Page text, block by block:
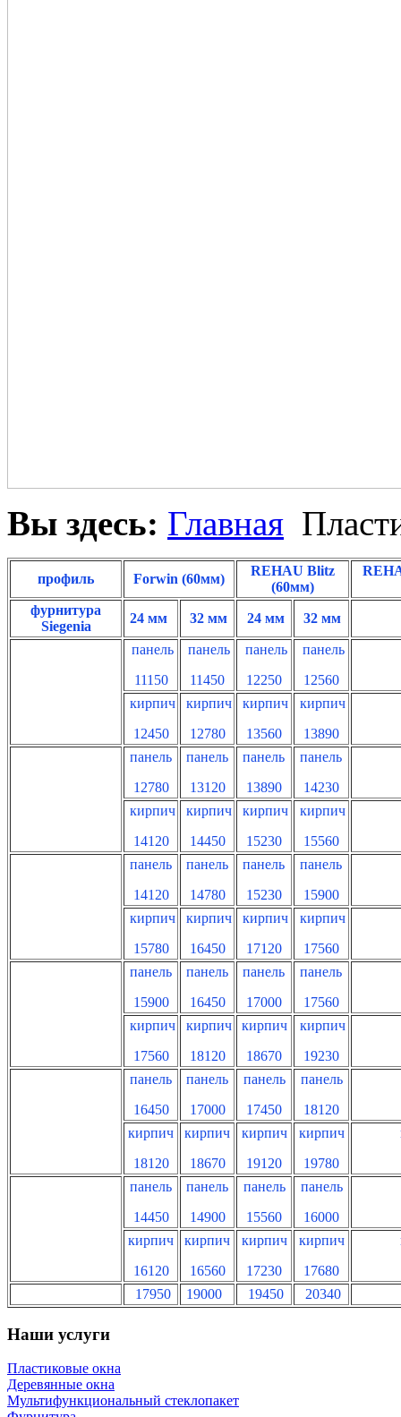
Вы здесь: Главная
профиль Forwin (60мм)
REHAU Blitz
(60мм)
фурнитура
Siegenia
24 мм 32 мм 24 мм 32 мм
панель
11150
панель
11450
панель
12250
панель
12560
кирпич
12450
кирпич
12780
кирпич
13560
кирпич
13890
панель
12780
панель
13120
панель
13890
панель
14230
кирпич
14120
кирпич
14450
кирпич
15230
кирпич
15560
панель
14120
панель
14780
панель
15230
панель
15900
кирпич
15780
кирпич
16450
кирпич
17120
кирпич
17560
панель
15900
панель
16450
панель
17000
панель
17560
кирпич
17560
кирпич
18120
кирпич
18670
кирпич
19230
панель
16450
панель
17000
панель
17450
панель
18120
кирпич
18120
кирпич
18670
кирпич
19120
кирпич
19780
панель
14450
панель
14900
панель
15560
панель
16000
кирпич
16120
кирпич
16560
кирпич
17230
кирпич
17680
17950 19000 19450 20340
Наши услуги
Пластиковые окна
Деревянные окна
Мультифункциональный стеклопакет